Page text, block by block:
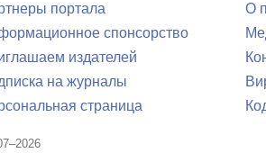
портала
спонсорство
издателей
на журналы
страница
О